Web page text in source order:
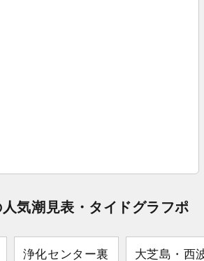
気潮見表・タイドグラフポ
浄化センター裏 大芝島・西